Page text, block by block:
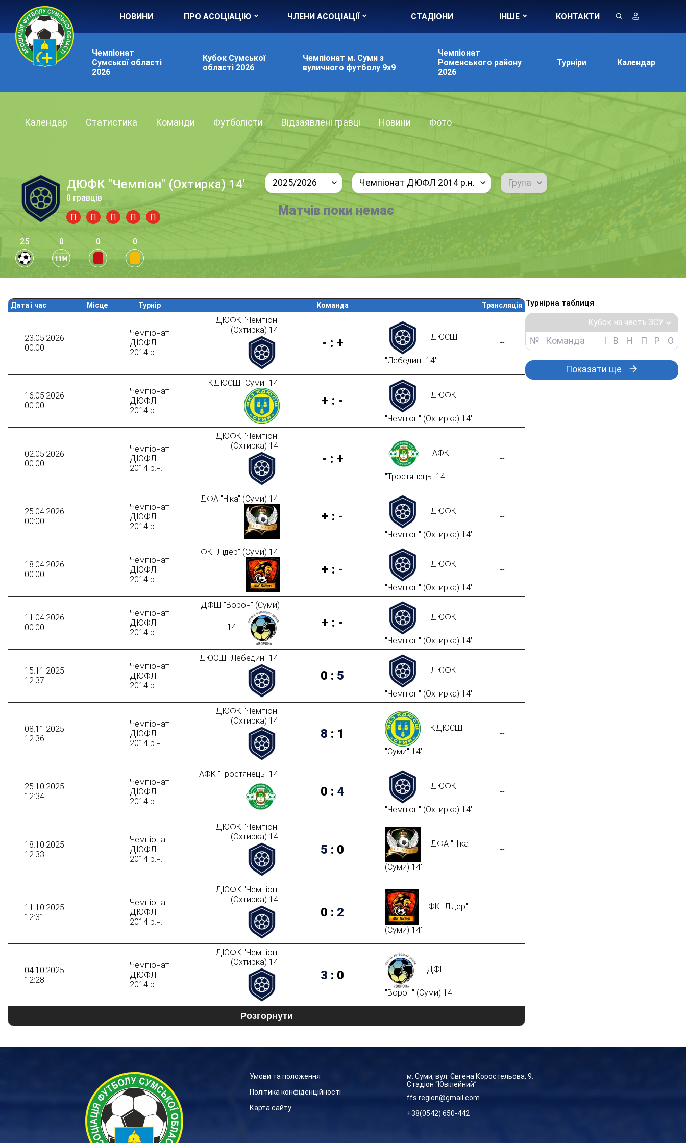
НОВИНИ ПРО АСОЦІАЦІЮ ЧЛЕНИ АСОЦІАЦІЇ СТАДІОНИ ІНШЕ КОНТАКТИ
Чемпіонат
Сумської області
2026
Кубок Сумської
області 2026
Чемпіонат м. Суми з
вуличного футболу 9х9
Чемпіонат
Роменського району
2026
Турніри Календар
Календар Статистика Команди Футболісти Відзаявлені гравці Новини Фото
ДЮФК "Чемпіон" (Охтирка) 14'
0 гравців
П П П П П
25 0 0 0
2025/2026 Чемпіонат ДЮФЛ 2014 р.н. Група
Матчів поки немає
Дата і час Місце Турнір Команда Трансляція
23.05.2026
00:00
Чемпіонат
ДЮФЛ
2014 р.н.
ДЮФК "Чемпіон"
(Охтирка) 14'
- : + ДЮСШ
"Лебедин" 14'
--
16.05.2026
00:00
Чемпіонат
ДЮФЛ
2014 р.н.
КДЮСШ "Суми" 14'
+ : - ДЮФК
"Чемпіон" (Охтирка) 14'
--
02.05.2026
00:00
Чемпіонат
ДЮФЛ
2014 р.н.
ДЮФК "Чемпіон"
(Охтирка) 14'
- : + АФК
"Тростянець" 14'
--
25.04.2026
00:00
Чемпіонат
ДЮФЛ
2014 р.н.
ДФА "Ніка" (Суми) 14'
+ : - ДЮФК
"Чемпіон" (Охтирка) 14'
--
18.04.2026
00:00
Чемпіонат
ДЮФЛ
2014 р.н.
ФК "Лідер" (Суми) 14'
+ : - ДЮФК
"Чемпіон" (Охтирка) 14'
--
11.04.2026
00:00
Чемпіонат
ДЮФЛ
2014 р.н.
ДФШ "Ворон" (Суми)
14' + : - ДЮФК
"Чемпіон" (Охтирка) 14'
--
15.11.2025
12:37
Чемпіонат
ДЮФЛ
2014 р.н.
ДЮСШ "Лебедин" 14'
0 : 5 ДЮФК
"Чемпіон" (Охтирка) 14'
--
08.11.2025
12:36
Чемпіонат
ДЮФЛ
2014 р.н.
ДЮФК "Чемпіон"
(Охтирка) 14'
8 : 1 КДЮСШ
"Суми" 14'
--
25.10.2025
12:34
Чемпіонат
ДЮФЛ
2014 р.н.
АФК "Тростянець" 14'
0 : 4 ДЮФК
"Чемпіон" (Охтирка) 14'
--
18.10.2025
12:33
Чемпіонат
ДЮФЛ
2014 р.н.
ДЮФК "Чемпіон"
(Охтирка) 14'
5 : 0 ДФА "Ніка"
(Суми) 14'
--
11.10.2025
12:31
Чемпіонат
ДЮФЛ
2014 р.н.
ДЮФК "Чемпіон"
(Охтирка) 14'
0 : 2 ФК "Лідер"
(Суми) 14'
--
04.10.2025
12:28
Чемпіонат
ДЮФЛ
2014 р.н.
ДЮФК "Чемпіон"
(Охтирка) 14'
3 : 0 ДФШ
"Ворон" (Суми) 14'
--
Розгорнути
Турнірна таблиця
Кубок на честь ЗСУ
№ Команда І В Н П Р О
Показати ще
Умови та положення
Політика конфіденційності
Карта сайту
м. Суми, вул. Євгена Коростельова, 9.
Стадіон “Ювілейний”
ffs.region@gmail.com
+38(0542) 650-442